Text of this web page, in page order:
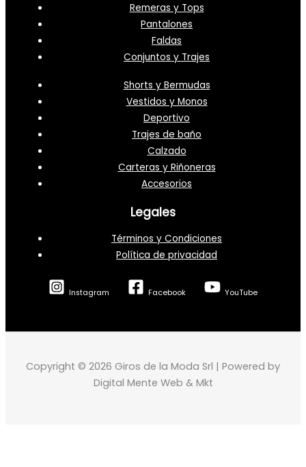
Remeras y Tops
Pantalones
Faldas
Conjuntos y Trajes
Shorts y Bermudas
Vestidos y Monos
Deportivo
Trajes de baño
Calzado
Carteras y Riñoneras
Accesorios
Legales
Términos y Condiciones
Política de privacidad
Instagram Facebook YouTube
Copyright © 2026 Giros de la Moda Srl | Powered by
Digital Mente Web & Mkt